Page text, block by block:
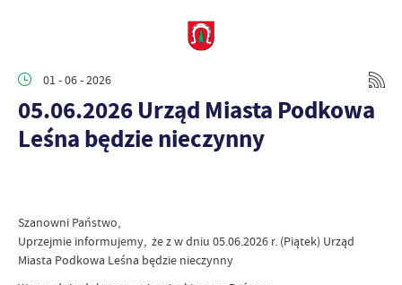
01 - 06 - 2026
05.06.2026 Urząd Miasta Podkowa
Leśna będzie nieczynny
Szanowni Państwo,
Uprzejmie informujemy, że z w dniu 05.06.2026 r. (Piątek) Urząd
Miasta Podkowa Leśna będzie nieczynny